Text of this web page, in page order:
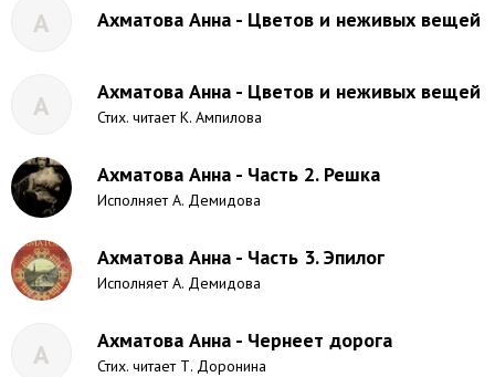
А Ахматова Анна - Цветов и неживых вещей
А Ахматова Анна - Цветов и неживых вещей
Стих. читает К. Ампилова
Ахматова Анна - Часть 2. Решка
Исполняет А. Демидова
Ахматова Анна - Часть 3. Эпилог
Исполняет А. Демидова
А Ахматова Анна - Чернеет дорога
Стих. читает Т. Доронина